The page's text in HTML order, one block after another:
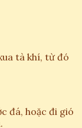
tà khí, từ đó
đá, hoặc đi gió